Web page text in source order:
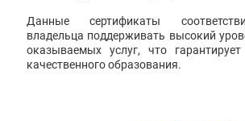
Данные сертификаты
владельца поддерживать высокий
оказываемых услуг, что
качественного образования.